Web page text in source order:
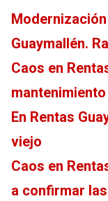
Guaymallén.
Caos en
mantenimiento
En Rentas
viejo
Caos en
a confirmar